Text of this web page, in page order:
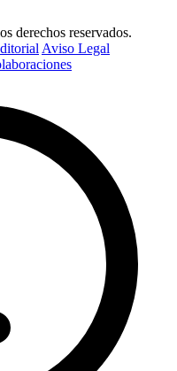
derechos reservados.
Aviso Legal